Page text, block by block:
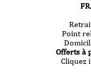
Point
Offerts à
Cliquez